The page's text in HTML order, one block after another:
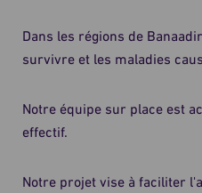
Dans les régions de
survivre et les maladies
Notre équipe sur place est
effectif.
Notre projet vise à faciliter